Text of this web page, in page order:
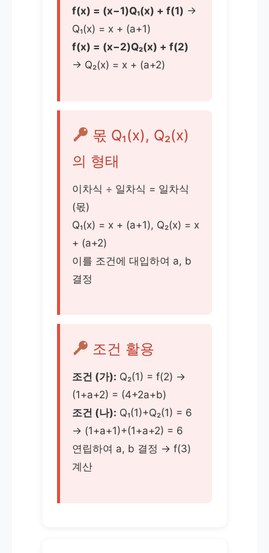
f(x) = (x−1)Q₁(x) + f(1) →
Q₁(x) = x + (a+1)
f(x) = (x−2)Q₂(x) + f(2)
→ Q₂(x) = x + (a+2)
몫 Q₁(x), Q₂(x)
의 형태
이차식 ÷ 일차식 = 일차식
(몫)
Q₁(x) = x + (a+1), Q₂(x) = x
+ (a+2)
이를 조건에 대입하여 a, b
결정
조건 활용
조건 (가): Q₂(1) = f(2) →
(1+a+2) = (4+2a+b)
조건 (나): Q₁(1)+Q₂(1) = 6
→ (1+a+1)+(1+a+2) = 6
연립하여 a, b 결정 → f(3)
계산